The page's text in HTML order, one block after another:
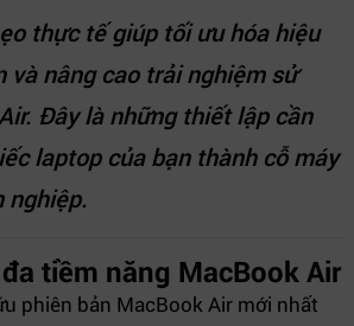
thực tế giúp tối ưu hóa hiệu
và nâng cao trải nghiệm sử
Đây là những thiết lập cần
laptop của bạn thành cỗ máy
nghiệp.
tiềm năng MacBook Air
phiên bản MacBook Air mới nhất